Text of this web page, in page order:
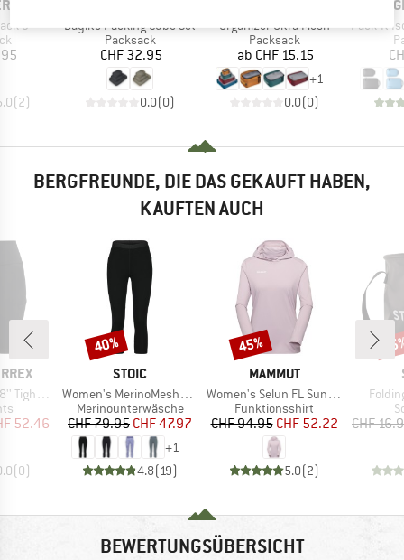
3
(2)
MARKE
OSPREY
Artikel
Daylite Packing Cube Set
Produktgruppe
Packsack
Preis
CHF 32.95
0.0(0)
MARKE
EXPED
Artikel
Organizer Ultra Mesh
Produktgruppe
Packsack
Preis
ab CHF 15.15
+1
0.0(0)
Artikel
Pack-It Isolate
BERGFREUNDE, DIE DAS GEKAUFT HABEN,
KAUFTEN AUCH
Shorts
Preis
52.46
(0)
MARKE
STOIC
Artikel
Women's MerinoMesh150 SadjemSt. 3/4 Pants
Produktgruppe
Merinounterwäsche
Preis
CHF 79.95reduzierter Preis
CHF 47.97
+1
4.8(19)
Rabatt
40%
MARKE
MAMMUT
Artikel
Women's Selun FL Sun Hoody
Produktgruppe
Funktionsshirt
Preis
CHF 94.95reduzierter Preis
CHF 52.22
5.0(2)
Rabatt
45%
Artikel
CHF
BEWERTUNGSÜBERSICHT